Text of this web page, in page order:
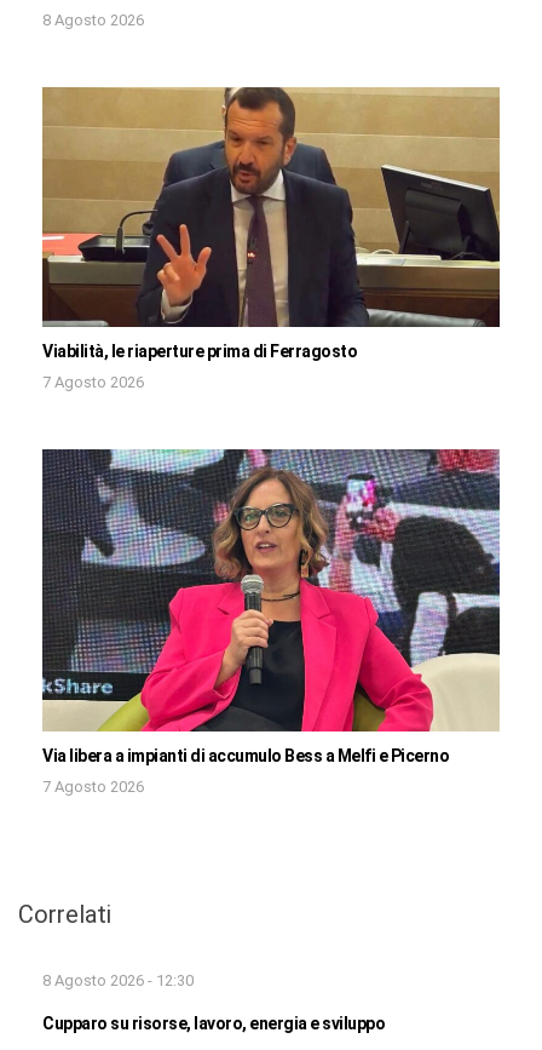
8 Agosto 2026
Viabilità, le riaperture prima di Ferragosto
7 Agosto 2026
Via libera a impianti di accumulo Bess a Melfi e Picerno
7 Agosto 2026
Correlati
8 Agosto 2026 - 12:30
Cupparo su risorse, lavoro, energia e sviluppo